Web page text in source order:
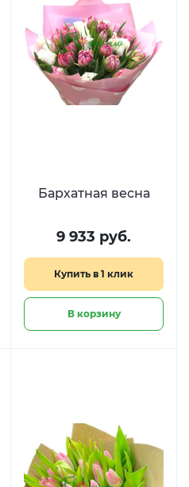
Бархатная весна
9 933 руб.
Купить в 1 клик
В корзину